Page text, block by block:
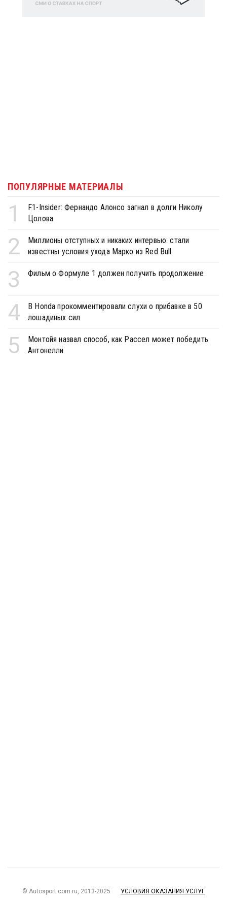
ПОПУЛЯРНЫЕ МАТЕРИАЛЫ
1
F1-Insider: Фернандо Алонсо загнал в долги Николу
Цолова
2
Миллионы отступных и никаких интервью: стали
известны условия ухода Марко из Red Bull
3 Фильм о Формуле 1 должен получить продолжение
4
В Honda прокомментировали слухи о прибавке в 50
лошадиных сил
5
Монтойя назвал способ, как Рассел может победить
Антонелли
© Autosport.com.ru, 2013-2025 УСЛОВИЯ ОКАЗАНИЯ УСЛУГ